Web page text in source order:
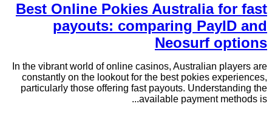
Best Online Pokies Australia for fast
payouts: comparing PayID and
Neosurf options
In the vibrant world of online casinos, Australian players are
constantly on the lookout for the best pokies experiences,
particularly those offering fast payouts. Understanding the
available payment methods is...